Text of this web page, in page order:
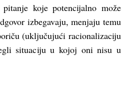
koje potencijalno može
izbegavaju, menjaju temu
(uključujući racionalizaciju
situaciju u kojoj oni nisu u